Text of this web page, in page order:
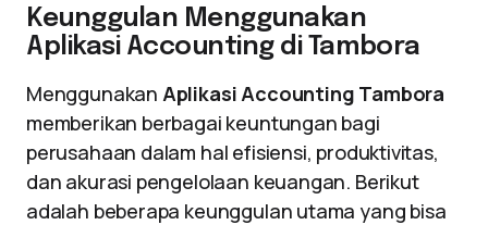
Keunggulan Menggunakan
Aplikasi Accounting di Tambora
Menggunakan Aplikasi Accounting Tambora
memberikan berbagai keuntungan bagi
perusahaan dalam hal efisiensi, produktivitas,
dan akurasi pengelolaan keuangan. Berikut
adalah beberapa keunggulan utama yang bisa